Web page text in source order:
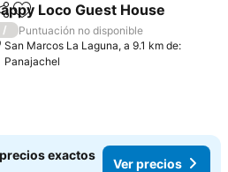
Agregar a favoritos
Loco Guest House
/
Puntuación no disponible
San Marcos La Laguna, a 9.1 km de:
Panajachel
exactos
Ver precios